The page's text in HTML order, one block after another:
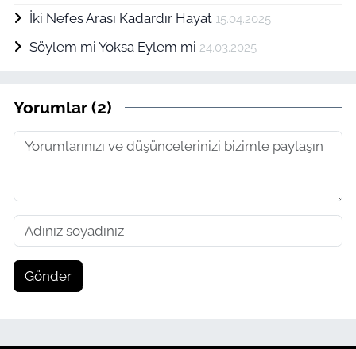
İki Nefes Arası Kadardır Hayat 15.04.2025
Söylem mi Yoksa Eylem mi 24.03.2025
Yorumlar (2)
Gönder